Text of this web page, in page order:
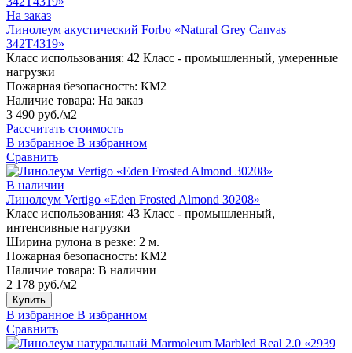
На заказ
Линолеум акустический Forbo «Natural Grey Canvas
342T4319»
Класс использования: 42 Класс - промышленный, умеренные
нагрузки
Пожарная безопасность: КМ2
Наличие товара: На заказ
3 490 руб./м2
Рассчитать стоимость
В избранное В избранном
Сравнить
В наличии
Линолеум Vertigo «Eden Frosted Almond 30208»
Класс использования: 43 Класс - промышленный,
интенсивные нагрузки
Ширина рулона в резке: 2 м.
Пожарная безопасность: КМ2
Наличие товара: В наличии
2 178 руб./м2
Купить
В избранное В избранном
Сравнить